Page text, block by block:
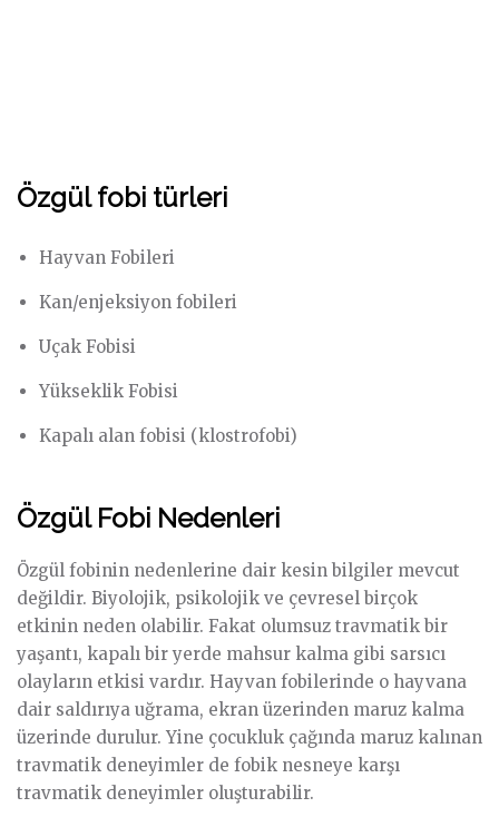
Özgül fobi türleri
Hayvan Fobileri
Kan/enjeksiyon fobileri
Uçak Fobisi
Yükseklik Fobisi
Kapalı alan fobisi (klostrofobi)
Özgül Fobi Nedenleri
Özgül fobinin nedenlerine dair kesin bilgiler mevcut
değildir. Biyolojik, psikolojik ve çevresel birçok
etkinin neden olabilir. Fakat olumsuz travmatik bir
yaşantı, kapalı bir yerde mahsur kalma gibi sarsıcı
olayların etkisi vardır. Hayvan fobilerinde o hayvana
dair saldırıya uğrama, ekran üzerinden maruz kalma
üzerinde durulur. Yine çocukluk çağında maruz kalınan
travmatik deneyimler de fobik nesneye karşı
travmatik deneyimler oluşturabilir.